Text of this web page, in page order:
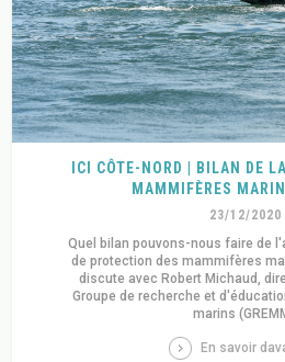
ICI CÔTE-NORD | BILAN DE
MAMMIFÈRES
23/12/2020
Quel bilan pouvons-nous faire de
de protection des mammifères
discute avec Robert Michaud,
Groupe de recherche et
marins
En savoir